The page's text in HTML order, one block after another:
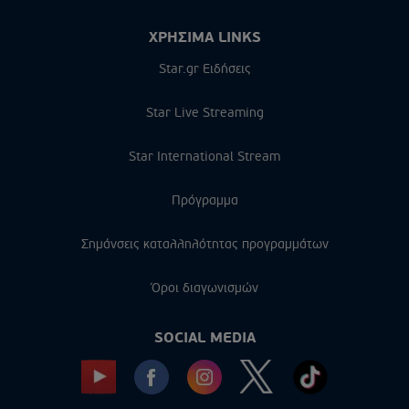
ΧΡΗΣΙΜΑ LINKS
Star.gr Ειδήσεις
Star Live Streaming
Star International Stream
Πρόγραμμα
Σημάνσεις καταλληλότητας προγραμμάτων
Όροι διαγωνισμών
SOCIAL MEDIA